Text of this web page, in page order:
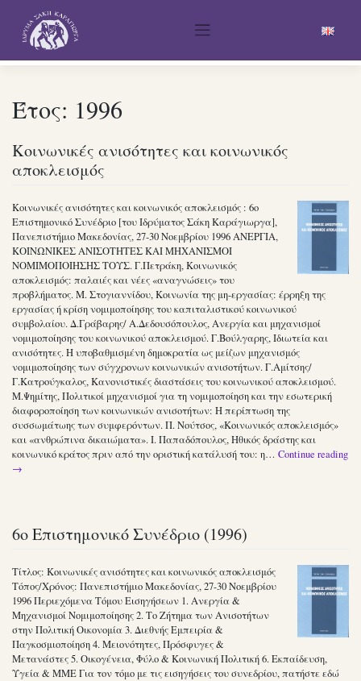
content
Έτος: 1996
Κοινωνικές ανισότητες και κοινωνικός
αποκλεισμός
Κοινωνικές ανισότητες και κοινωνικός αποκλεισμός : 6ο
Επιστημονικό Συνέδριο [του Ιδρύματος Σάκη Καράγιωργα],
Πανεπιστήμιο Μακεδονίας, 27-30 Νοεμβρίου 1996 ΑΝΕΡΓΙΑ,
ΚΟΙΝΩΝΙΚΕΣ ΑΝΙΣΟΤΗΤΕΣ ΚΑΙ ΜΗΧΑΝΙΣΜΟΙ
ΝΟΜΙΜΟΠΟΙΗΣΗΣ ΤΟΥΣ. Γ.Πετράκη, Κοινωνικός
αποκλεισμός: παλαιές και νέες «αναγνώσεις» του
προβλήματος. Μ. Στογιαννίδου, Κοινωνία της μη-εργασίας: έρρηξη της
εργασίας ή κρίση νομιμοποίησης του καπιταλι­στικού κοινωνικού
συμβολαίου. Δ.Γράβαρης/ Α.Δεδουσόπουλος, Ανεργία και μηχανισμοί
νομιμοποίησης του κοινωνικού αποκλεισμού. Γ.Βούλγαρης, Ιδιωτεία και
ανισότητες. Η υποβαθμισμένη δημοκρατία ως μείζων μηχανισμός
νομιμοποίησης των σύγχρονων κοινωνικών ανισοτήτων. Γ.Αμίτσης/
Γ.Κατρούγκαλος, Κανονιστικές διαστάσεις του κοινωνικού αποκλεισμού.
Μ.Ψημίτης, Πολιτικοί μηχανισμοί για τη νομιμοποίηση και την εσωτερική
διαφοροποίηση των κοινωνικών ανισοτήτων: Η περίπτωση της
συσσωμάτωης των συμφερόντων. Π. Νούτσος, «Κοινωνικός αποκλεισμός»
και «ανθρώπινα δικαιώματα». Ι. Παπαδόπουλος, Ηθικός δράστης και
κοινωνικό κράτος πριν από την οριστική κατάλυσή του: η… Continue reading
→
6ο Επιστημονικό Συνέδριο (1996)
Τίτλος: Κοινωνικές ανισότητες και κοινωνικός αποκλεισμός
Τόπος/Χρόνος: Πανεπιστήμιο Μακεδονίας, 27-30 Νοεμβρίου
1996 Περιεχόμενα Τόμου Εισηγήσεων 1. Ανεργία &
Μηχανισμοί Νομιμοποίησης 2. Το Ζήτημα των Ανισοτήτων
στην Πολιτική Οικονομία 3. Διεθνής Εμπειρία &
Παγκοσμιοποίηση 4. Μειονότητες, Πρόσφυγες &
Μετανάστες 5. Οικογένεια, Φύλο & Κοινωνική Πολιτική 6. Εκπαίδευση,
Υγεία & ΜΜΕ Για τον τόμο με τις εισηγήσεις του συνεδρίου, πατήστε εδώ